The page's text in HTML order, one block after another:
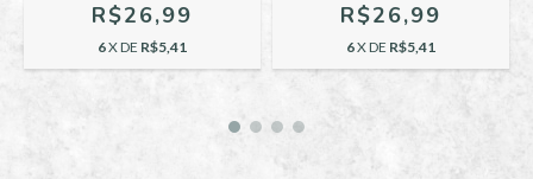
R$26,99
6X DE R$5,41
R$26,99
6X DE R$5,41